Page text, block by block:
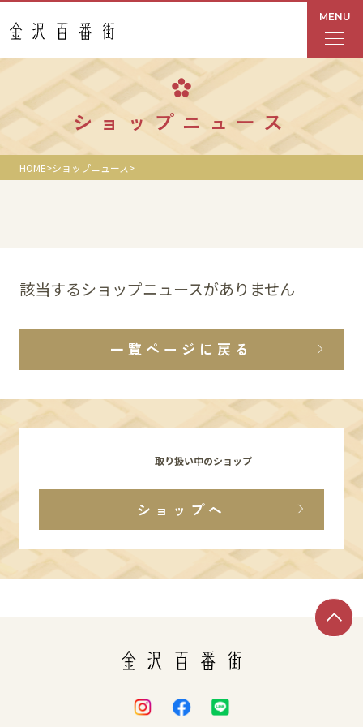
MENU
フロアガイド
あんと
Rinto
ショップニュース
イベント
館内サービス
施設からのお知らせ
スタッフ募集
ショップニュース
HOME ショップニュース
該当するショップニュースがありません
一覧ページに戻る
取り扱い中のショップ
ショップへ